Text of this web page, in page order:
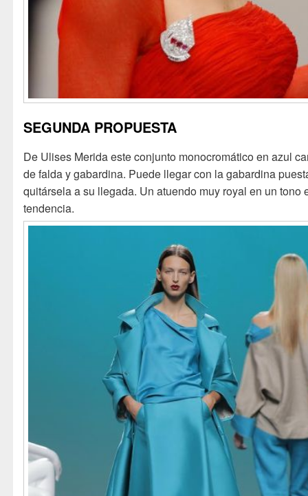
SEGUNDA PROPUESTA
De Ulises Merida este conjunto monocromático en azul
de falda y gabardina. Puede llegar con la gabardina
quitársela a su llegada. Un atuendo muy royal en un tono
tendencia.